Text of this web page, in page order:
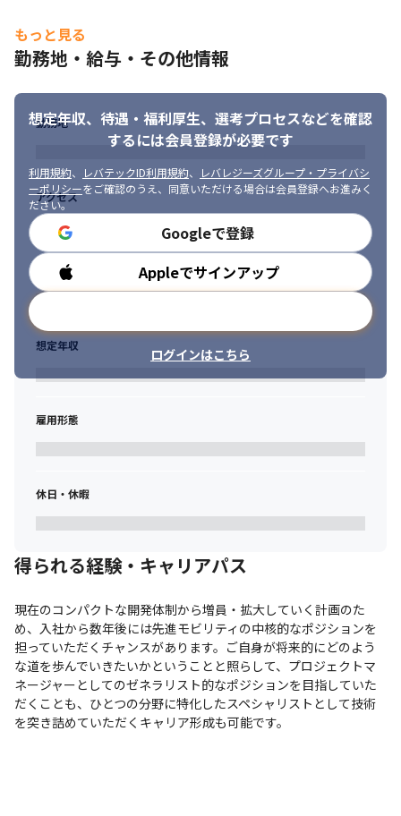
もっと見る
勤務地・給与・その他情報
想定年収、待遇・福利厚生、 選考プロセスなどを確認
するには会員登録が必要です
利用規約、 レバテックID利用規約、
レバレジーズグループ・プライバシ
ーポリシーをご確認のうえ、同意いただける場合は会員登録へお進みく
ださい。
Googleで登録
Appleでサインアップ
ログインはこちら
勤務地
アクセス
勤務時間
想定年収
雇用形態
休日・休暇
得られる経験・キャリアパス
現在のコンパクトな開発体制から増員・拡大していく計画のた
め、入社から数年後には先進モビリティの中核的なポジションを
担っていただくチャンスがあります。ご自身が将来的にどのよう
な道を歩んでいきたいかということと照らして、プロジェクトマ
ネージャーとしてのゼネラリスト的なポジションを目指していた
だくことも、ひとつの分野に特化したスペシャリストとして技術
を突き詰めていただくキャリア形成も可能です。